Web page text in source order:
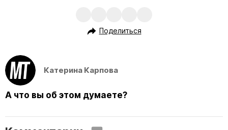
Поделиться
Катерина Карпова
А что вы об этом думаете?